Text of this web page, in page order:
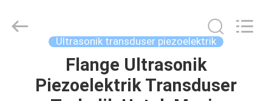
Equipment
Co.,Ltd.
Ultrasonik transduser piezoelektrik
Flange Ultrasonik
Piezoelektrik Transduser